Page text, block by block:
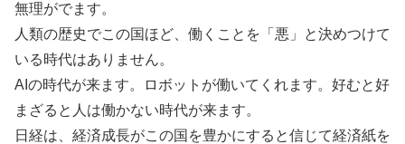
無理がでます。
人類の歴史でこの国ほど、働くことを「悪」と決めつけて
いる時代はありません。
AIの時代が来ます。ロボットが働いてくれます。好むと好
まざると人は働かない時代が来ます。
日経は、経済成長がこの国を豊かにすると信じて経済紙を